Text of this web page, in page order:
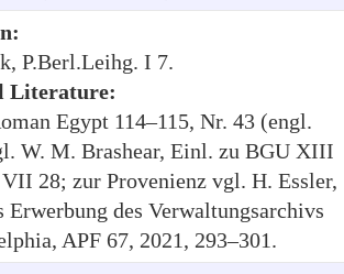
P.Berl.Leihg. I 7.
Literature:
Egypt 114–115, Nr. 43 (engl.
W. M. Brashear, Einl. zu BGU XIII
28; zur Provenienz vgl. H. Essler,
Erwerbung des Verwaltungsarchivs
APF 67, 2021, 293–301.